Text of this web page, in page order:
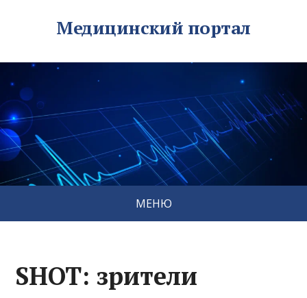
Медицинский портал
МЕНЮ
SHOT: зрители